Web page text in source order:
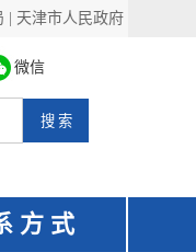
天津市人民政府
微信
方 式